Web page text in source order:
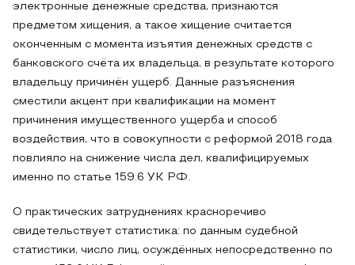
электронные денежные средства, признаются
предметом хищения, а такое хищение считается
оконченным с момента изъятия денежных средств с
банковского счёта их владельца, в результате которого
владельцу причинён ущерб. Данные разъяснения
сместили акцент при квалификации на момент
причинения имущественного ущерба и способ
воздействия, что в совокупности с реформой 2018 года
повлияло на снижение числа дел, квалифицируемых
именно по статье 159.6 УК РФ.
О практических затруднениях красноречиво
свидетельствует статистика: по данным судебной
статистики, число лиц, осуждённых непосредственно по